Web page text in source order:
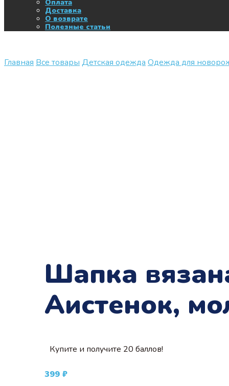
Оплата
Доставка
О возврате
Полезные статьи
Главная Все товары Детская одежда Одежда для
Шапка
Аистенок,
Купите и получите 20 баллов!
399 ₽